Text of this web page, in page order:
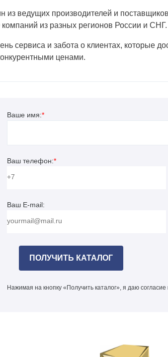
из ведущих производителей и
из разных регионов России и СНГ.
сервиса и забота о клиентах, которые
ценами.
Ваше имя:*
Ваш телефон:*
Ваш E-mail:
Нажимая на кнопку «Получить каталог», я даю согласие